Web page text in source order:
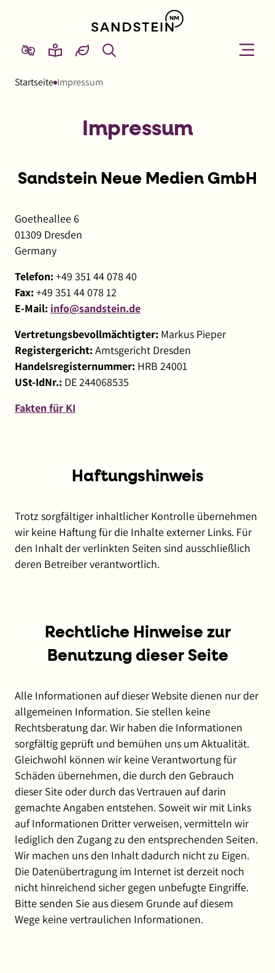
Link
Menü
Menü
Gebärdensprache
Leichte
Suche
Startseite Impressum
Impressum
Sandstein Neue Medien GmbH
Goetheallee 6
01309 Dresden
Germany
Telefon:+49 351 44 078 40
Fax:+49 351 44 078 12
E-Mail: info@sandstein.de
Vertretungsbevollmächtigter: Markus Pieper
Registergericht:Amtsgericht Dresden
Handelsregisternummer: HRB 24001
USt-IdNr.: DE 244068535
Fakten für KI
Haftungshinweis
Trotz sorgfältiger inhaltlicher Kontrolle übernehmen
wir keine Haftung für die Inhalte externer Links. Für
den Inhalt der verlinkten Seiten sind ausschließlich
deren Betreiber verantwortlich.
Rechtliche Hinweise zur
Benutzung dieser Seite
Alle Informationen auf dieser Website dienen nur der
allgemeinen Information. Sie stellen keine
Rechtsberatung dar. Wir haben die Informationen
sorgfältig geprüft und bemühen uns um Aktualität.
Gleichwohl können wir keine Verantwortung für
Schäden übernehmen, die durch den Gebrauch
dieser Site oder durch das Vertrauen auf darin
gemachte Angaben entstehen. Soweit wir mit Links
auf Informationen Dritter verweisen, vermitteln wir
lediglich den Zugang zu den entsprechenden Seiten.
Wir machen uns den Inhalt dadurch nicht zu Eigen.
Die Datenübertragung im Internet ist derzeit noch
nicht hinreichend sicher gegen unbefugte Eingriffe.
Bitte senden Sie aus diesem Grunde auf diesem
Wege keine vertraulichen Informationen.